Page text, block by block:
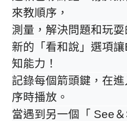
來教順序，
測量，解決問題和玩耍
新的「看和說」選項
知能力！
記錄每個箭頭鍵，在
序時播放。
當遇到另一個「 See